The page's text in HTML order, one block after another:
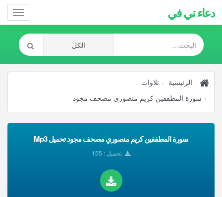
دعاء تي في
الرئيسية
تلاوات
سورة المطففين كريم منصوري مصحف مجود
سورة المطففين كريم منصوري مصحف مجود تحميل Mp3
تحميل : 155